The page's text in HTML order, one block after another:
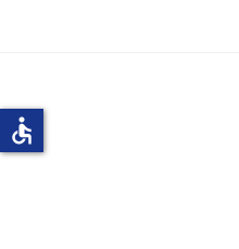
accessible